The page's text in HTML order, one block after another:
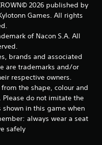
2026 published by
Games. All rights
of Nacon S.A. All
brands and associated
are trademarks and/or
respective owners.
the shape, colour and
Please do not imitate the
in this game when
always wear a seat
safely